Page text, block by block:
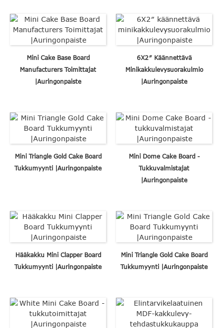
Mini Cake Base Board
Manufacturers Toimittajat
|Auringonpaiste
6X2″ Käännettävä
Minikakkulevysuorakulmio
|Auringonpaiste
Mini Triangle Gold Cake Board
Tukkumyynti |Auringonpaiste
Mini Dome Cake Board -
Tukkuvalmistajat
|Auringonpaiste
Hääkakku Mini Clapper Board
Tukkumyynti |Auringonpaiste
Mini Triangle Gold Cake Board
Tukkumyynti |Auringonpaiste